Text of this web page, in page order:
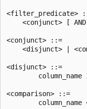
<filter_predicate>
<conjunct> [
<conjunct> ::=
<disjunct> |
<disjunct> ::=
column_name
<comparison> ::=
column_name